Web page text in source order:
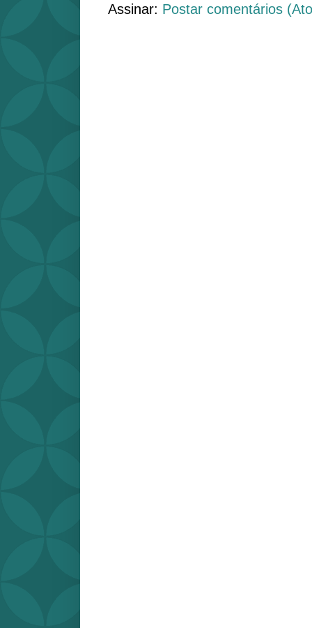
Assinar: Postar comentários